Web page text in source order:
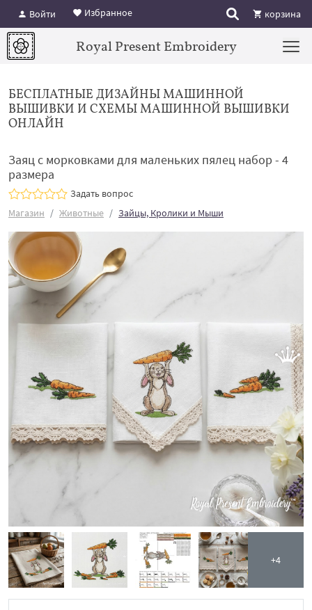
Войти Избранное корзина
Royal Present Embroidery
БЕСПЛАТНЫЕ ДИЗАЙНЫ МАШИННОЙ
ВЫШИВКИ И СХЕМЫ МАШИННОЙ ВЫШИВКИ
ОНЛАЙН
Заяц с морковками для маленьких пялец набор - 4
размера
Задать вопрос
Магазин
Животные Зайцы, Кролики и Мыши
+4